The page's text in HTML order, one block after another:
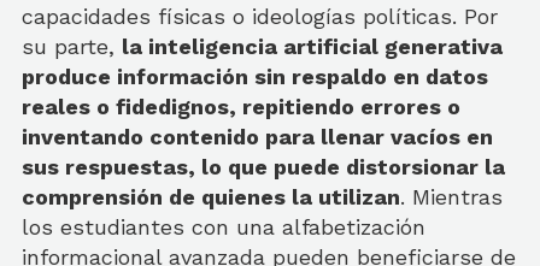
capacidades físicas o ideologías políticas. Por
su parte, la inteligencia artificial generativa
produce información sin respaldo en datos
reales o fidedignos, repitiendo errores o
inventando contenido para llenar vacíos en
sus respuestas, lo que puede distorsionar la
comprensión de quienes la utilizan. Mientras
los estudiantes con una alfabetización
informacional avanzada pueden beneficiarse de